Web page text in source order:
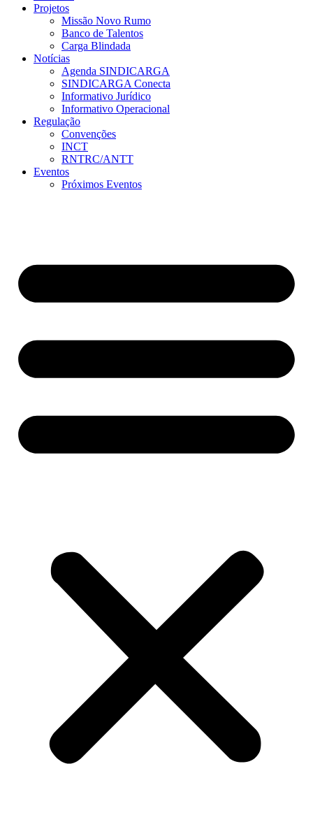
Projetos
Missão Novo Rumo
Banco de Talentos
Carga Blindada
Notícias
Agenda SINDICARGA
SINDICARGA Conecta
Informativo Jurídico
Informativo Operacional
Regulação
Convenções
INCT
RNTRC/ANTT
Eventos
Próximos Eventos